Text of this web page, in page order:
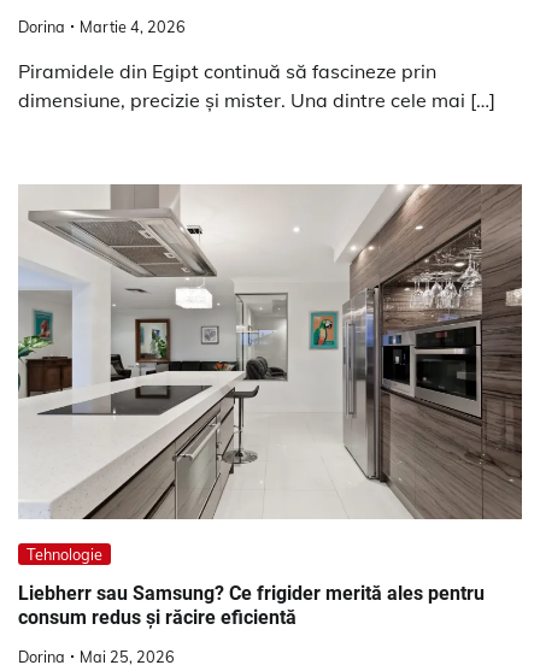
Dorina Martie 4, 2026
Piramidele din Egipt continuă să fascineze prin
dimensiune, precizie și mister. Una dintre cele mai […]
Tehnologie
Liebherr sau Samsung? Ce frigider merită ales pentru
consum redus și răcire eficientă
Dorina Mai 25, 2026